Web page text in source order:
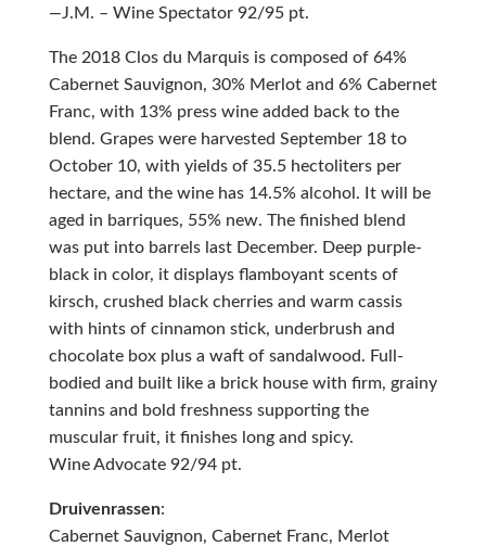
—J.M. – Wine Spectator 92/95 pt.
The 2018 Clos du Marquis is composed of 64%
Cabernet Sauvignon, 30% Merlot and 6% Cabernet
Franc, with 13% press wine added back to the
blend. Grapes were harvested September 18 to
October 10, with yields of 35.5 hectoliters per
hectare, and the wine has 14.5% alcohol. It will be
aged in barriques, 55% new. The finished blend
was put into barrels last December. Deep purple-
black in color, it displays flamboyant scents of
kirsch, crushed black cherries and warm cassis
with hints of cinnamon stick, underbrush and
chocolate box plus a waft of sandalwood. Full-
bodied and built like a brick house with firm, grainy
tannins and bold freshness supporting the
muscular fruit, it finishes long and spicy.
Wine Advocate 92/94 pt.
Druivenrassen:
Cabernet Sauvignon, Cabernet Franc, Merlot